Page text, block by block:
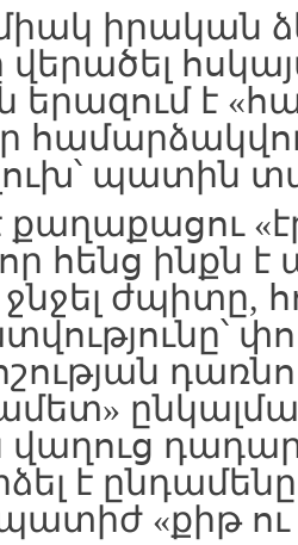
իրական
է
պատին
հենց ինքն է
ժպիտը,
է
«քիթ ու